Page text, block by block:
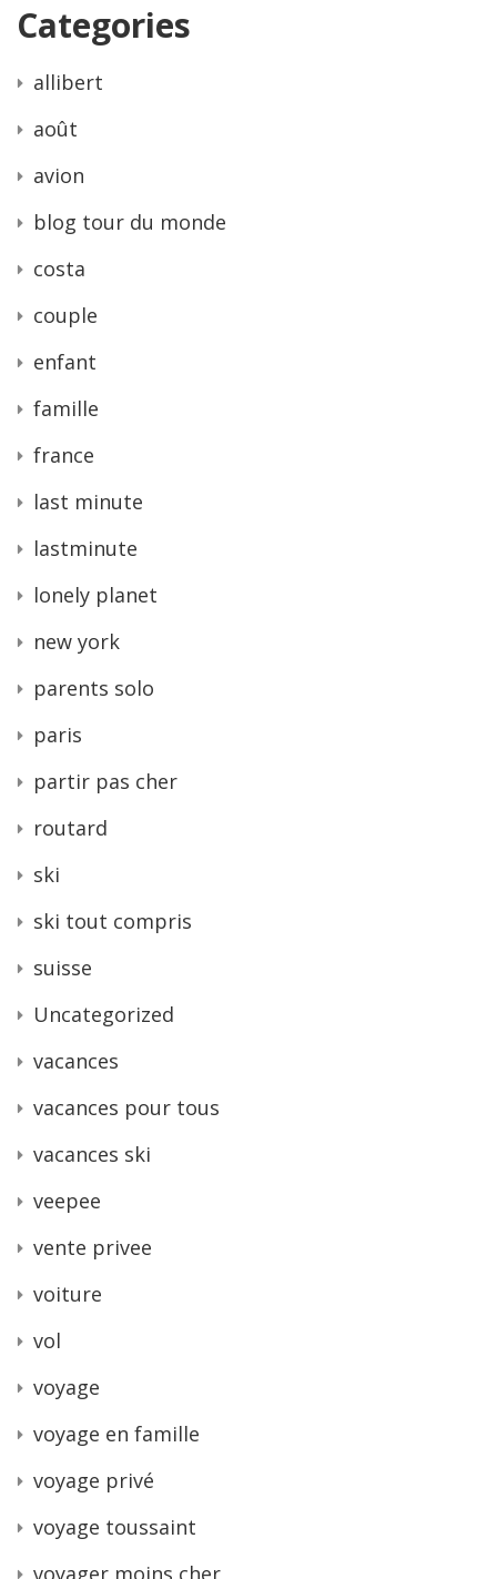
Categories
allibert
août
avion
blog tour du monde
costa
couple
enfant
famille
france
last minute
lastminute
lonely planet
new york
parents solo
paris
partir pas cher
routard
ski
ski tout compris
suisse
Uncategorized
vacances
vacances pour tous
vacances ski
veepee
vente privee
voiture
vol
voyage
voyage en famille
voyage privé
voyage toussaint
voyager moins cher